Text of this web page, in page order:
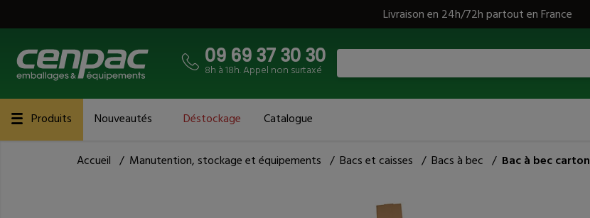
Livraison en 24h/72h partout en France
09 69 37 30 30
8h à 18h. Appel non surtaxé
Produits Nouveautés Déstockage Catalogue
Accueil / Manutention, stockage et équipements / Bacs et caisses / Bacs à bec / Bac à bec carton